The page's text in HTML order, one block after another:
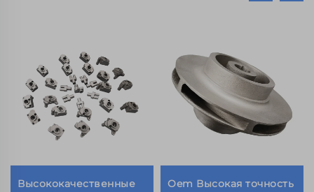
Высококачественные
Oem Высокая точность